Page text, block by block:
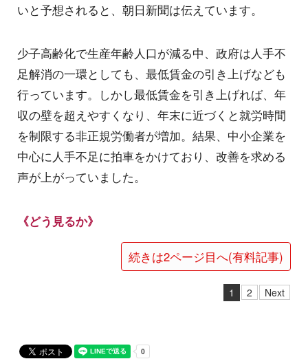
いと予想されると、朝日新聞は伝えています。
少子高齢化で生産年齢人口が減る中、政府は人手不
足解消の一環としても、最低賃金の引き上げなども
行っています。しかし最低賃金を引き上げれば、年
収の壁を超えやすくなり、年末に近づくと就労時間
を制限する非正規労働者が増加。結果、中小企業を
中心に人手不足に拍車をかけており、改善を求める
声が上がっていました。
《どう見るか》
続きは2ページ目へ(有料記事)
1 2 Next